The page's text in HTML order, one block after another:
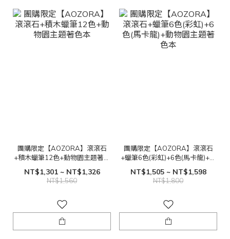
團購限定【AOZORA】滾滾石
+積木蠟筆12色+動物園主題著色
NT$1,301 ~ NT$1,326
NT$1,560
團購限定【AOZORA】滾滾石
+蠟筆6色(彩虹)+6色(馬卡龍)+動
物園主題著色本
NT$1,505 ~ NT$1,598
NT$1,800